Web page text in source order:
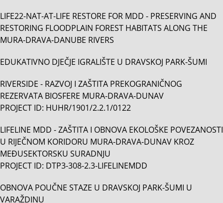
LIFE22-NAT-AT-LIFE RESTORE FOR MDD - PRESERVING AND
RESTORING FLOODPLAIN FOREST HABITATS ALONG THE
MURA-DRAVA-DANUBE RIVERS
EDUKATIVNO DJEČJE IGRALIŠTE U DRAVSKOJ PARK-ŠUMI
RIVERSIDE - RAZVOJ I ZAŠTITA PREKOGRANIČNOG
REZERVATA BIOSFERE MURA-DRAVA-DUNAV
PROJECT ID: HUHR/1901/2.2.1/0122
LIFELINE MDD - ZAŠTITA I OBNOVA EKOLOŠKE POVEZANOSTI
U RIJEČNOM KORIDORU MURA-DRAVA-DUNAV KROZ
MEĐUSEKTORSKU SURADNJU
PROJECT ID: DTP3-308-2.3-LIFELINEMDD
OBNOVA POUČNE STAZE U DRAVSKOJ PARK-ŠUMI U
VARAŽDINU